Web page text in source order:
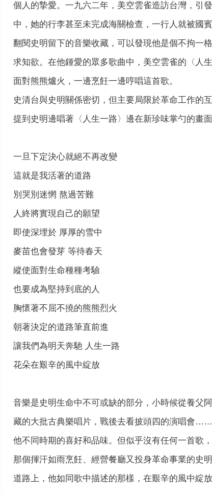
個人的摯愛。一九六二年，美空雲雀造訪台灣，引
中，她的行李甚至未完成海關檢查，一行人就被國
翻閱史明留下的音樂收藏，可以發現他是個不拘一
求知欲。在他鍾愛的眾多歌曲中，美空雲雀的〈人
面對熊熊爐火，一邊烹飪一邊哼唱這首歌。
史清台與史明關係密切，但主要局限於革命工作的
提到史明邊唱著〈人生一路〉邊在新珍味掌勺的畫
一旦下定決心就絕不再改變
這就是我活著的道路
別哭別迷惘 熬過苦難
人終將實現自己的願望
即使深埋於 厚厚的雪中
麥苗也會發芽 等待春天
縱使面對生命種種考驗
也要成為堅持到底的人
胸懷著不屈不撓的熊熊烈火
朝著決定的道路筆直前進
讓我們為明天奔馳 人生一路
花朵在艱辛的風中綻放
音樂是史明生命中不可或缺的部分，小時候從養父
藏的大批古典樂唱片，戰後去看披頭四的演唱會
他不同時期的喜好和品味。但似乎沒有任何一首歌
那個揮汗如雨烹飪、經營餐廳又投身革命事業的史
道路上，他如同歌中描述的那樣，在艱辛的風中綻放